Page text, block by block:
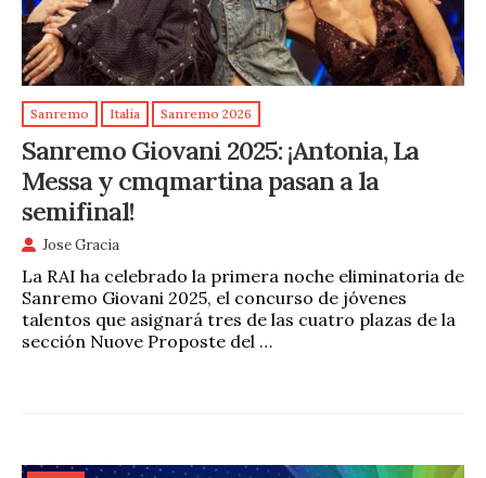
Sanremo Italia Sanremo 2026
Sanremo Giovani 2025: ¡Antonia, La
Messa y cmqmartina pasan a la
semifinal!
Jose Gracia
La RAI ha celebrado la primera noche eliminatoria de
Sanremo Giovani 2025, el concurso de jóvenes
talentos que asignará tres de las cuatro plazas de la
sección Nuove Proposte del …